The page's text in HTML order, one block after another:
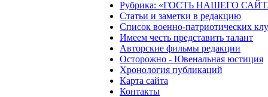
Рубрика: «ГОСТЬ НАШЕГО
Статьи и заметки в редакцию
Список военно-патриотических
Имеем честь представить талант
Авторские фильмы редакции
Осторожно - Ювенальная юстиция
Хронология публикаций
Карта сайта
Контакты